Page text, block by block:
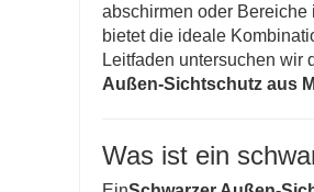
abschirmen oder
bietet die ideale
Leitfaden untersuchen wir
Außen-Sichtschutz aus
Was ist ein